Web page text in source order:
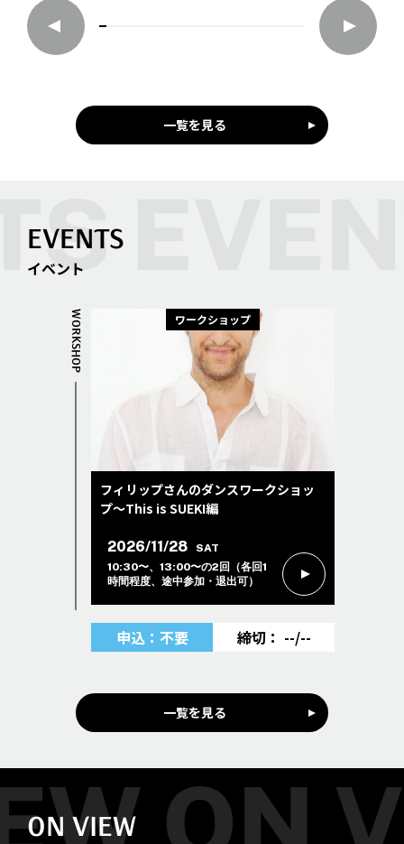
一覧を見る
EVENTS
イベント
WORKSHOP ワークショップ
フィリップさんのダンスワークショッ
プ〜This is SUEKI編
2026/11/28
SAT
10:30〜、13:00〜の2回（各回1
時間程度、途中参加・退出可）
申込：不要 --/--
一覧を見る
ON VIEW